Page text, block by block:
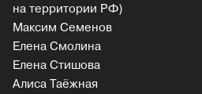
на территории РФ)
Максим Семенов
Елена Смолина
Елена Стишова
Алиса Таёжная